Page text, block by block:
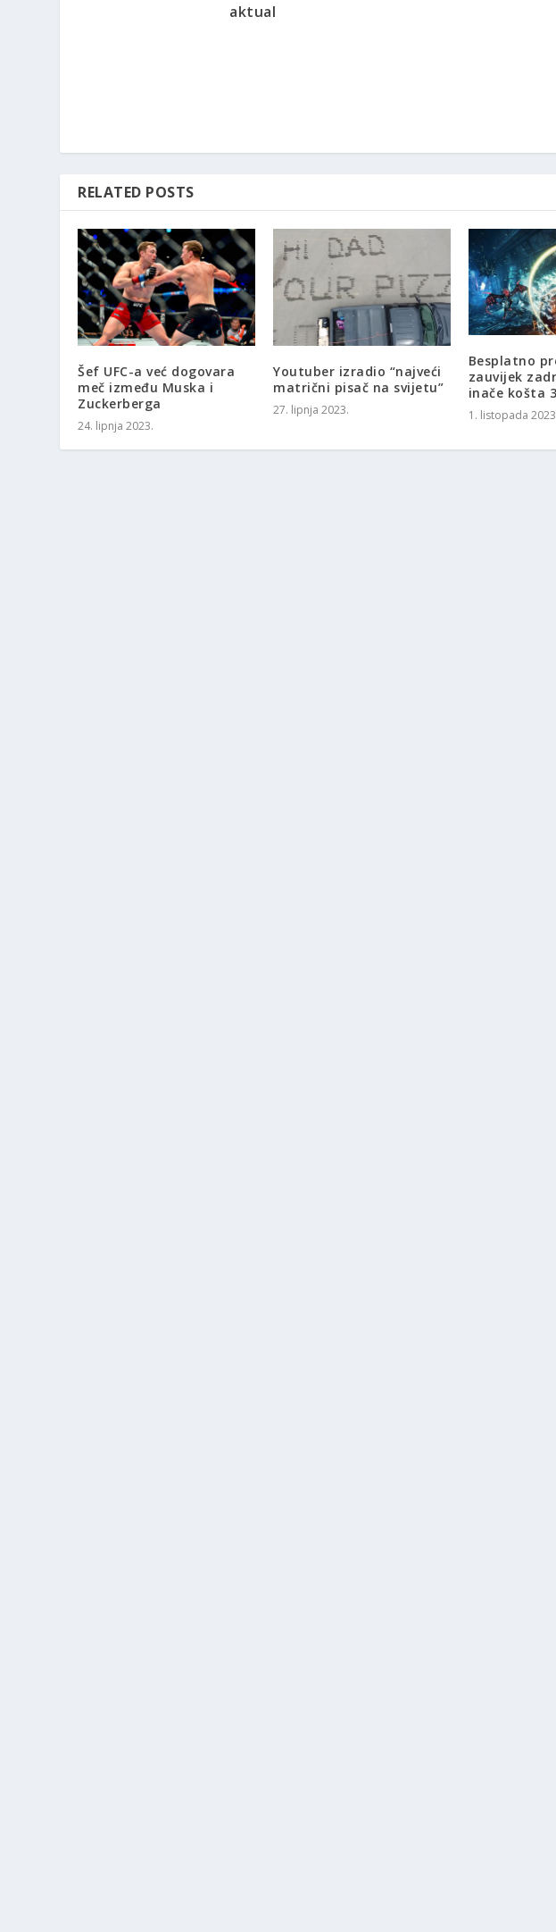
aktual
RELATED POSTS
Šef UFC-a već dogovara
meč između Muska i
Zuckerberga
24. lipnja 2023.
Youtuber izradio “najveći
matrični pisač na svijetu”
27. lipnja 2023.
Besplatno
zauvijek
inače košta
1. listopada